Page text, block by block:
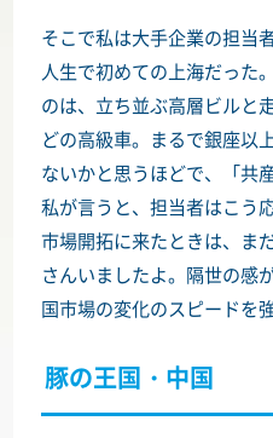
そこで私は大手企業の担当
人生で初めての上海だった
のは、立ち並ぶ高層ビルと
どの高級車。まるで銀座以
ないかと思うほどで、「共
私が言うと、担当者はこう
市場開拓に来たときは、ま
さんいましたよ。隔世の感
国市場の変化のスピードを
豚の王国・中国